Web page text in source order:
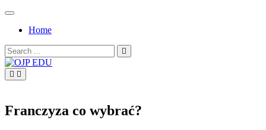
Skip
contentHome
Search
for:
Franczyza co wybrać?